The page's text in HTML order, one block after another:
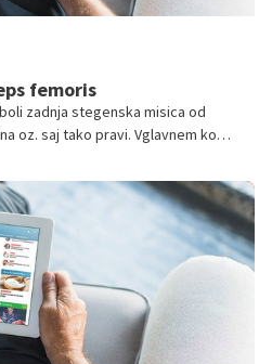
femoris
zadnja stegenska misica od
oz. saj tako pravi. Vglavnem ko